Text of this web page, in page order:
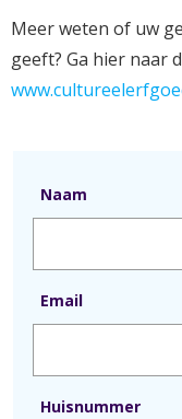
Meer weten of uw
geeft? Ga hier naar
Naam
Email
Huisnummer